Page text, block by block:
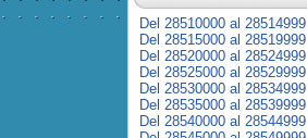
Del 28510000 al 28514999
Del 28515000 al 28519999
Del 28520000 al 28524999
Del 28525000 al 28529999
Del 28530000 al 28534999
Del 28535000 al 28539999
Del 28540000 al 28544999